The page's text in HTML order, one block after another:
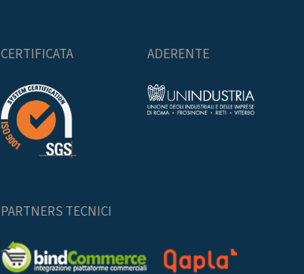
CERTIFICATA ADERENTE
PARTNERS TECNICI